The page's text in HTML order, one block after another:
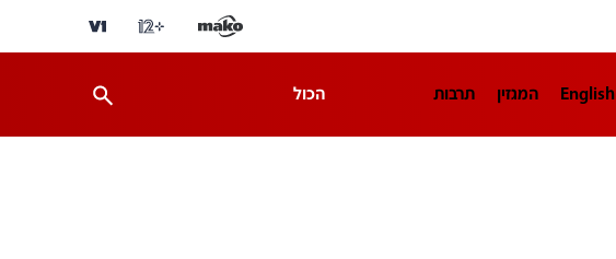
English המגזין תרבות הכול